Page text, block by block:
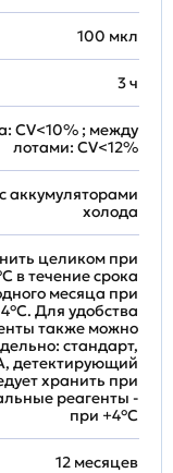
100 мкл
3 ч
CV<10% ; между
лотами: CV<12%
аккумуляторами
холода
целиком при
в течение срока
месяца при
Для удобства
также можно
стандарт,
детектирующий
хранить при
реагенты -
при +4°С
12 месяцев